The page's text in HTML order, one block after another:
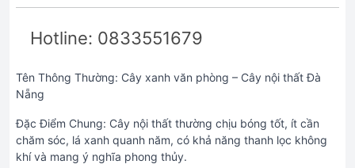
Hotline: 0833551679
Tên Thông Thường: Cây xanh văn phòng – Cây nội thất Đà
Nẵng
Đặc Điểm Chung: Cây nội thất thường chịu bóng tốt, ít cần
chăm sóc, lá xanh quanh năm, có khả năng thanh lọc không
khí và mang ý nghĩa phong thủy.